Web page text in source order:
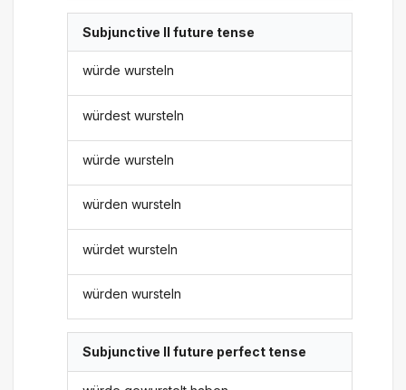
Subjunctive II future tense
würde wursteln
würdest wursteln
würde wursteln
würden wursteln
würdet wursteln
würden wursteln
Subjunctive II future perfect tense